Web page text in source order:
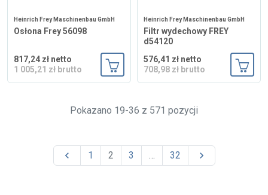
Heinrich Frey Maschinenbau GmbH
Osłona Frey 56098
817,24 zł netto
1 005,21 zł brutto
Dodaj do koszyka
Heinrich Frey Maschinenbau GmbH
Filtr wydechowy FREY
d54120
576,41 zł netto
708,98 zł brutto
Pokazano 19-36 z 571 pozycji
 1 2 3 … 32 